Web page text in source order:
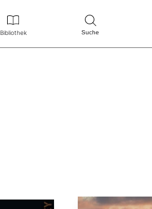
Bibliothek Suche